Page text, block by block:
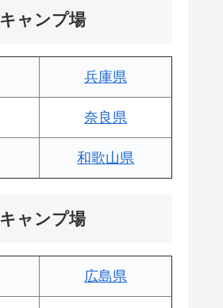
ャンプ場
兵庫県
奈良県
和歌山県
ャンプ場
広島県